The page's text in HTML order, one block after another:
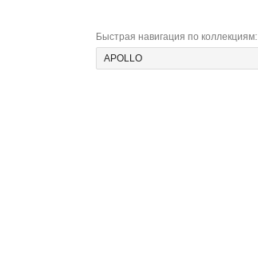
Быстрая навигация по коллекциям: